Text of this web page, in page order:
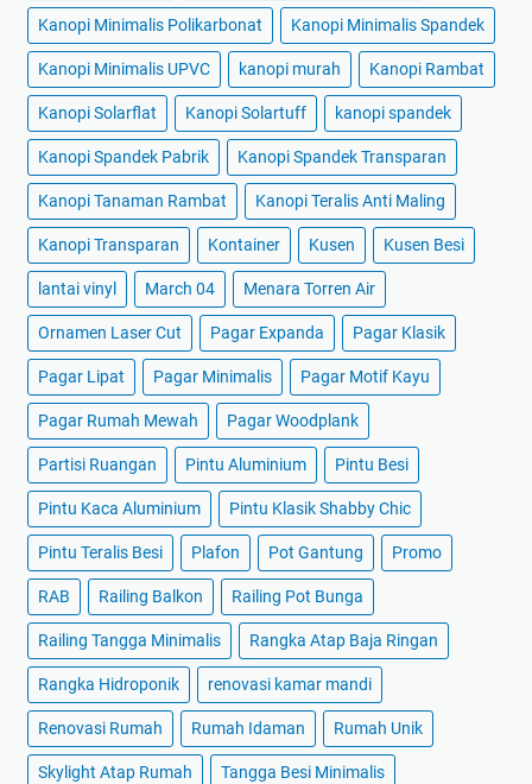
Kanopi Minimalis Polikarbonat Kanopi Minimalis Spandek
Kanopi Minimalis UPVC kanopi murah Kanopi Rambat
Kanopi Solarflat Kanopi Solartuff kanopi spandek
Kanopi Spandek Pabrik Kanopi Spandek Transparan
Kanopi Tanaman Rambat Kanopi Teralis Anti Maling
Kanopi Transparan Kontainer Kusen Kusen Besi
lantai vinyl March 04 Menara Torren Air
Ornamen Laser Cut Pagar Expanda Pagar Klasik
Pagar Lipat Pagar Minimalis Pagar Motif Kayu
Pagar Rumah Mewah Pagar Woodplank
Partisi Ruangan Pintu Aluminium Pintu Besi
Pintu Kaca Aluminium Pintu Klasik Shabby Chic
Pintu Teralis Besi Plafon Pot Gantung Promo
RAB Railing Balkon Railing Pot Bunga
Railing Tangga Minimalis Rangka Atap Baja Ringan
Rangka Hidroponik renovasi kamar mandi
Renovasi Rumah Rumah Idaman Rumah Unik
Skylight Atap Rumah Tangga Besi Minimalis